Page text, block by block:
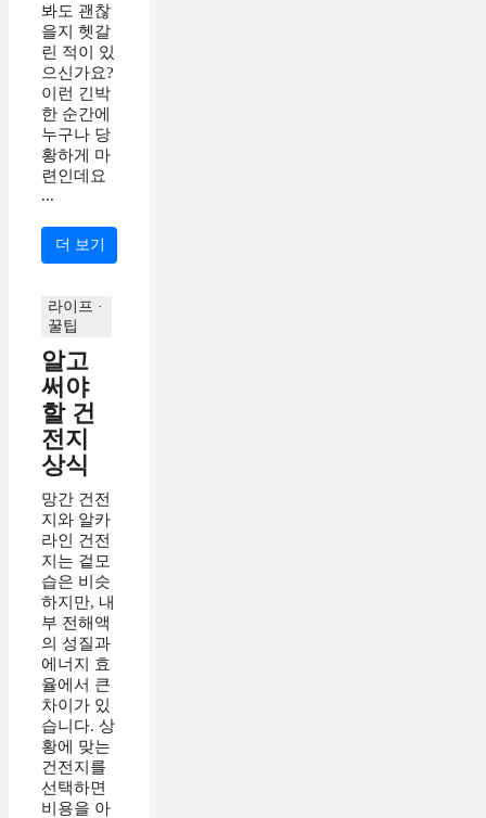
봐도 괜찮
을지 헷갈
린 적이 있
으신가요?
이런 긴박
한 순간에
누구나 당
황하게 마
련인데요
...
더 보기
라이프 ·
꿀팁
알고
써야
할 건
전지
상식
망간 건전
지와 알카
라인 건전
지는 겉모
습은 비슷
하지만, 내
부 전해액
의 성질과
에너지 효
율에서 큰
차이가 있
습니다. 상
황에 맞는
건전지를
선택하면
비용을 아